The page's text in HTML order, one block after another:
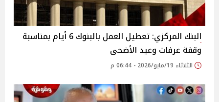
البنك المركزي: تعطيل العمل بالبنوك 6 أيام بمناسبة
وقفة عرفات وعيد الأضحى
الثلاثاء 19/مايو/2026 - 06:44 م